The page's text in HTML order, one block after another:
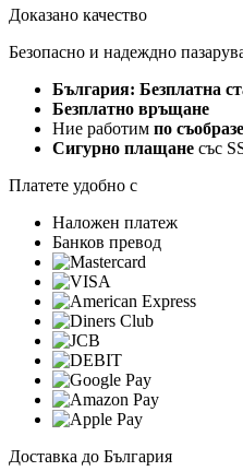
Доказано качество
Безопасно и надеждно
България: Безплатна
Безплатно връщане
Ние работим по
Сигурно плащане със
Платете удобно с
Наложен платеж
Банков превод
Доставка до България